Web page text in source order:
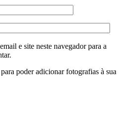
e site neste navegador para a
poder adicionar fotografias à sua